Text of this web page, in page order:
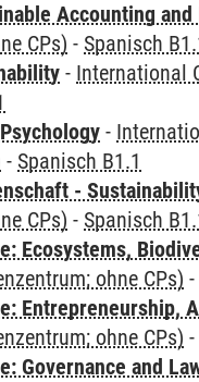
Accounting and
CPs) - Spanisch
- International
-
- Spanisch B1.1
-
CPs) - Spanisch
Ecosystems,
ohne CPs) -
Entrepreneurship,
ohne CPs) -
Governance and